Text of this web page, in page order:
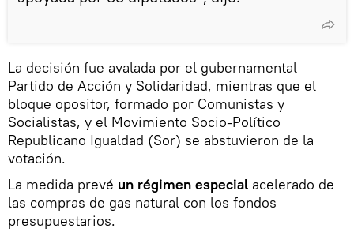
La decisión fue avalada por el gubernamental
Partido de Acción y Solidaridad, mientras que el
bloque opositor, formado por Comunistas y
Socialistas, y el Movimiento Socio-Político
Republicano Igualdad (Sor) se abstuvieron de la
votación.
La medida prevé un régimen especial acelerado de
las compras de gas natural con los fondos
presupuestarios.